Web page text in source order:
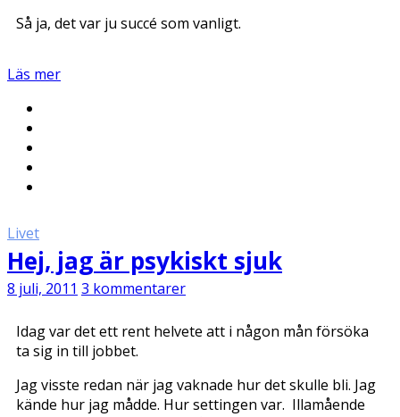
Så ja, det var ju succé som vanligt.
Läs mer
Livet
Hej, jag är psykiskt sjuk
8 juli, 2011 3 kommentarer
Idag var det ett rent helvete att i någon mån försöka
ta sig in till jobbet.
Jag visste redan när jag vaknade hur det skulle bli. Jag
kände hur jag mådde. Hur settingen var. Illamående